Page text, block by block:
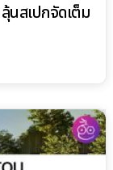
นสเปกจัดเต็ม